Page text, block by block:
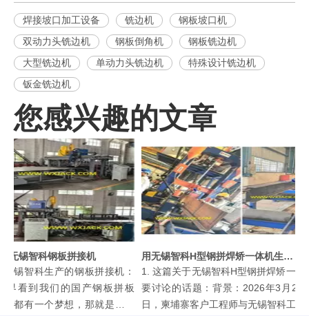
焊接坡口加工设备 铣边机
钢板坡口机
双动力头铣边机
钢板倒角机
钢板铣边机
大型铣边机
单动力头铣边机
特殊设计铣边机
钣金铣边机
您感兴趣的文章
智科钢板拼接机
科生产的钢板拼接机：
到我们的国产钢板拼板
一个梦想，那就是他们
用无锡智科H型钢拼焊矫一体机生产高品质焊接H型钢
1. 这篇关于无锡智科H型钢拼焊矫一体机文
要讨论的话题：背景：2026年3月23日至
日，柬埔寨客户工程师与无锡智科工程师就